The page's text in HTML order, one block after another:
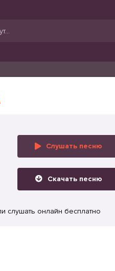
Слушать песню
Скачать песню
слушать онлайн бесплатно